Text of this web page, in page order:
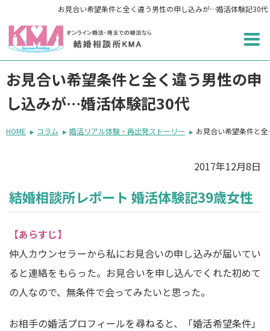
お見合い希望条件と全く違う男性の申し込みが…婚活体験記30代
お見合い希望条件と全く違う男性の申
し込みが…婚活体験記30代
HOME コラム 婚活リアル体験・再出発ストーリー お見合い希望条件と
2017年12月8日
結婚相談所レポート 婚活体験記39歳女性
【あらすじ】
仲人カウンセラーから私にお見合いの申し込みが届いてい
ると連絡をもらった。お見合いを申し込んでくれた初めて
の人なので、無条件で会ってみたいと思った。
お相手の婚活プロフィールを尋ねると、「婚活希望条件」